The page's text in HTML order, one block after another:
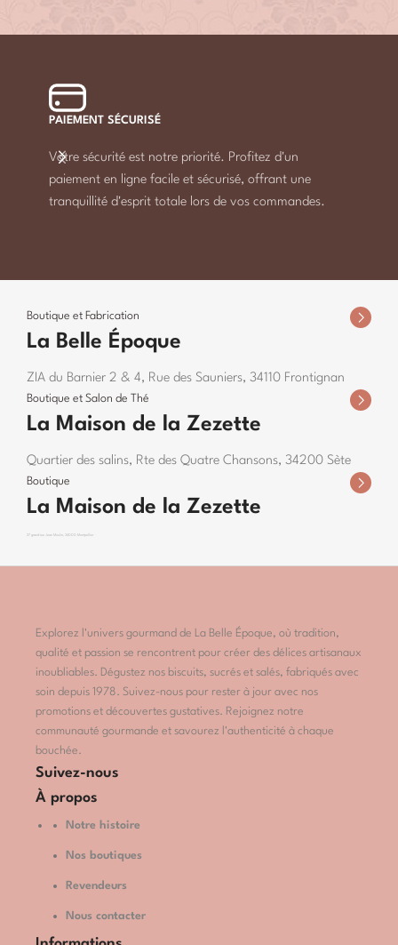
PAIEMENT SÉCURISÉ
Votre sécurité est notre priorité. Profitez d'un
paiement en ligne facile et sécurisé, offrant une
tranquillité d'esprit totale lors de vos commandes.
Boutique et Fabrication
La Belle Époque
ZIA du Barnier 2 & 4, Rue des Sauniers, 34110 Frontignan
Boutique et Salon de Thé
La Maison de la Zezette
Quartier des salins, Rte des Quatre Chansons, 34200 Sète
Boutique
La Maison de la Zezette
27 grand rue Jean Moulin, 34000 Montpellier
Explorez l'univers gourmand de La Belle Époque, où tradition,
qualité et passion se rencontrent pour créer des délices artisanaux
inoubliables. Dégustez nos biscuits, sucrés et salés, fabriqués avec
soin depuis 1978. Suivez-nous pour rester à jour avec nos
promotions et découvertes gustatives. Rejoignez notre
communauté gourmande et savourez l'authenticité à chaque
bouchée.
Suivez-nous
À propos
Notre histoire
Nos boutiques
Revendeurs
Nous contacter